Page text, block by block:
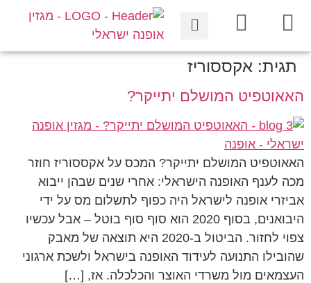
תגית: אקססוריז
האאוטפיט המושלם יתייקר?
האאוטפיט המושלם יתייקר? המכס על אקססוריז חוזר
מכה לענף האופנה הישראלי: אחרי שנים שבהן ייבוא
אביזרי אופנה לישראל היה כפוף לתשלום מס על ידי
היבואנים, בסוף 2020 הוא סוף סוף בוטל – אבל עכשיו
צפוי לחזור. הביטול ב-2020 היא תוצאה של מאבק
שהובילו התנועה לעידוד האופנה בישראל ולשכת ארגוני
העצמאים מול משרדי האוצר והכלכלה. אז, […]